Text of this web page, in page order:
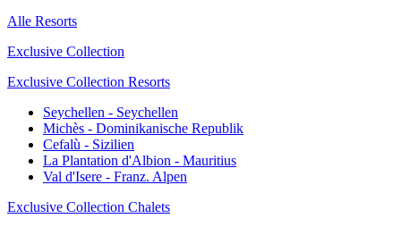
Alle Resorts
Exclusive Collection
Exclusive Collection Resorts
Seychellen - Seychellen
Michès - Dominikanische Republik
Cefalù - Sizilien
La Plantation d'Albion - Mauritius
Val d'Isere - Franz. Alpen
Exclusive Collection Chalets